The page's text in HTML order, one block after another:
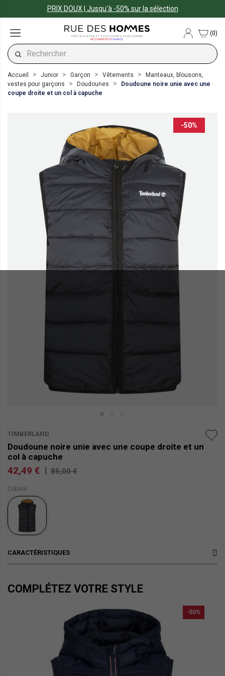
PRIX DOUX | Jusqu'à -50% sur la sélection
PRÊT-À-PORTER ET ACCESSOIRES POUR HOMME
#ECOMMERCEFRANCE
(0)
Accueil Junior Garçon Vêtements
Manteaux, blousons,
vestes pour garçons
Doudounes
Doudoune noire unie avec une
coupe droite et un col à capuche
-50%
TIMBERLAND
Doudoune noire unie avec une coupe droite et un
col à capuche
42,49 € 85,00 €
Coloris
CARACTÉRISTIQUES
COMPLÉTEZ VOTRE STYLE
-50%